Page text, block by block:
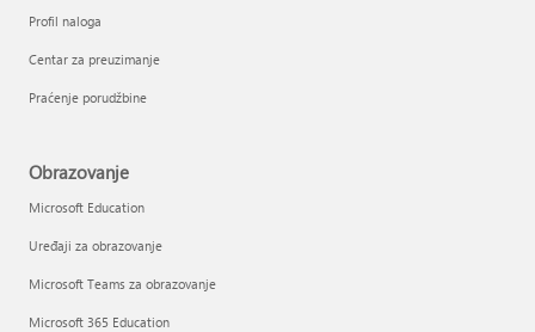
Profil naloga
Centar za preuzimanje
Praćenje porudžbine
Obrazovanje
Microsoft Education
Uređaji za obrazovanje
Microsoft Teams za obrazovanje
Microsoft 365 Education